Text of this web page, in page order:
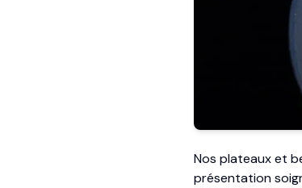
Nos plateaux et
présentation